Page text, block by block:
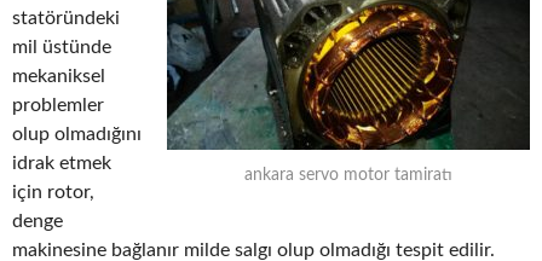
ankara servo motor tamiratı
statöründeki
mil üstünde
mekaniksel
problemler
olup olmadığını
idrak etmek
için rotor,
denge
makinesine bağlanır milde salgı olup olmadığı tespit edilir.